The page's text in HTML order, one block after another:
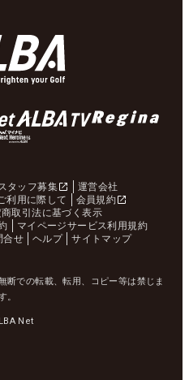
タッフ募集
運営会社
利用に際して
会員規約
取引法に基づく表示
マイページサービス利用規約
合せ ヘルプ サイトマップ
断での転載、転用、コピー等は禁じま
。
Net